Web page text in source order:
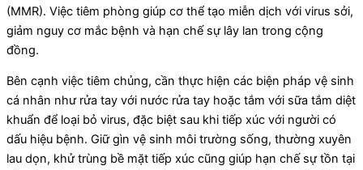
(MMR). Việc tiêm phòng giúp cơ thể tạo miễn dịch với virus sởi,
giảm nguy cơ mắc bệnh và hạn chế sự lây lan trong cộng
đồng.
Bên cạnh việc tiêm chủng, cần thực hiện các biện pháp vệ sinh
cá nhân như rửa tay với nước rửa tay hoặc tắm với sữa tắm diệt
khuẩn để loại bỏ virus, đặc biệt sau khi tiếp xúc với người có
dấu hiệu bệnh. Giữ gìn vệ sinh môi trường sống, thường xuyên
lau dọn, khử trùng bề mặt tiếp xúc cũng giúp hạn chế sự tồn tại